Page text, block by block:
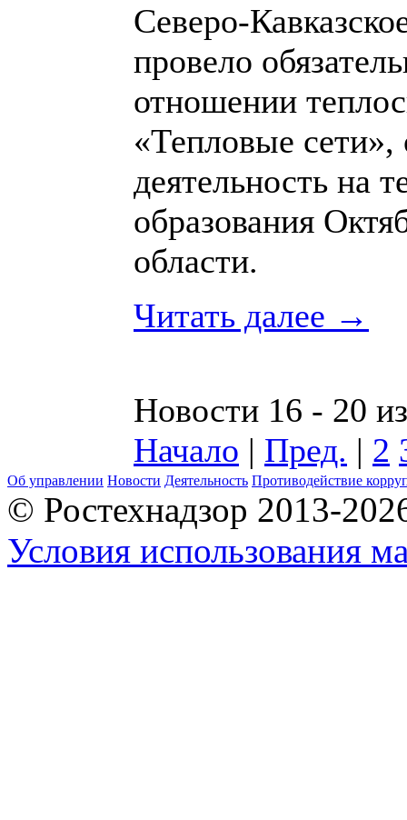
Северо-
провело
отношении
«Тепловые
деятельность на
образования
области.
Читать далее →
Новости 16 - 20
Начало | Пред. | 2
Об управлении Новости Деятельность Противодействие
© Ростехнадзор 2013-
Условия использования